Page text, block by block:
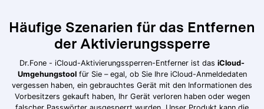
Häufige Szenarien für das Entfernen
der Aktivierungssperre
Dr.Fone - iCloud-Aktivierungssperren-Entferner ist das iCloud-
Umgehungstoolfür Sie – egal, ob Sie Ihre iCloud-Anmeldedaten
vergessen haben, ein gebrauchtes Gerät mit den Informationen des
Vorbesitzers gekauft haben, Ihr Gerät verloren haben oder wegen